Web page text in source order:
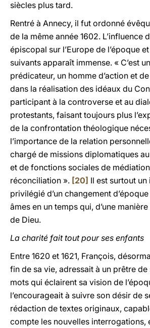
siècles plus tard.
Rentré à Annecy, il fut ordonné
de la même année 1602. L’influence
épiscopal sur l’Europe de l’époque
suivants apparaît immense. « C’est
prédicateur, un homme d’action et
dans la réalisation des idéaux du
participant à la controverse et au
protestants, faisant toujours plus
de la confrontation théologique
l’importance de la relation
chargé de missions diplomatiques
et de fonctions sociales de
réconciliation ». [20] Il est surtout
privilégié d’un changement
âmes en un temps qui, d’une
de Dieu.
La charité fait tout pour ses enfants
Entre 1620 et 1621, François,
fin de sa vie, adressait à un prêtre
mots qui éclairent sa vision de
l’encourageait à suivre son désir de
rédaction de textes originaux,
compte les nouvelles interrogations,